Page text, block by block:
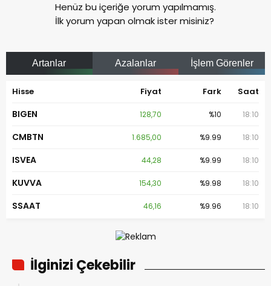
Henüz bu içeriğe yorum yapılmamış.
İlk yorum yapan olmak ister misiniz?
Artanlar Azalanlar İşlem Görenler
Hisse Fiyat Fark Saat
BIGEN 128,70 %10 18:10
CMBTN 1.685,00 %9.99 18:10
ISVEA 44,28 %9.99 18:10
KUVVA 154,30 %9.98 18:10
SSAAT 46,16 %9.96 18:10
İlginizi Çekebilir